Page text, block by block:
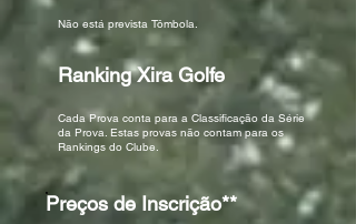
Não está prevista Tômbola.
Ranking Xira Golfe
Cada Prova conta para a Classificação da Série
da Prova. Estas provas não contam para os
Rankings do Clube.
Preços de Inscrição**